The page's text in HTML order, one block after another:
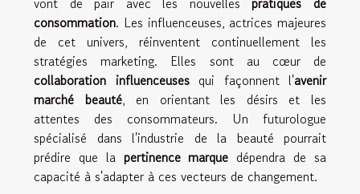
consommation. Les influenceuses, actrices majeures
de cet univers, réinventent continuellement les
stratégies marketing. Elles sont au cœur de
collaboration influenceusesqui façonnent l'avenir
marché beauté, en orientant les désirs et les
attentes des consommateurs. Un futurologue
spécialisé dans l'industrie de la beauté pourrait
prédire que la pertinence marque dépendra de sa
capacité à s'adapter à ces vecteurs de changement.